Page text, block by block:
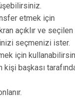
etmek için
açıklır ve seçilen
seçmenizi ister.
için
kişi başkası